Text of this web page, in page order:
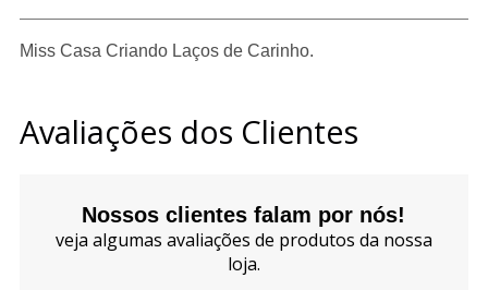
Miss Casa Criando Laços de Carinho.
Avaliações dos Clientes
Nossos clientes falam por nós!
veja algumas avaliações de produtos da nossa
loja.